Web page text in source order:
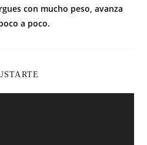
con mucho peso, avanza
a poco.